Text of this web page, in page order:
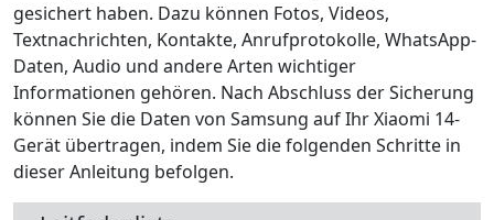
gesichert haben. Dazu können Fotos, Videos,
Textnachrichten, Kontakte, Anrufprotokolle, WhatsApp-
Daten, Audio und andere Arten wichtiger
Informationen gehören. Nach Abschluss der Sicherung
können Sie die Daten von Samsung auf Ihr Xiaomi 14-
Gerät übertragen, indem Sie die folgenden Schritte in
dieser Anleitung befolgen.